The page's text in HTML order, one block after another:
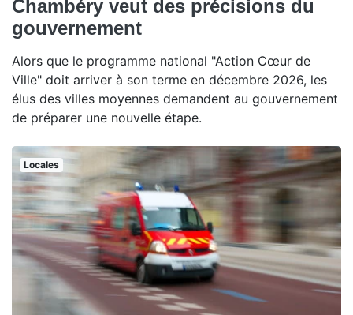
Chambéry veut des précisions du
gouvernement
Alors que le programme national "Action Cœur de
Ville" doit arriver à son terme en décembre 2026, les
élus des villes moyennes demandent au gouvernement
de préparer une nouvelle étape.
Locales